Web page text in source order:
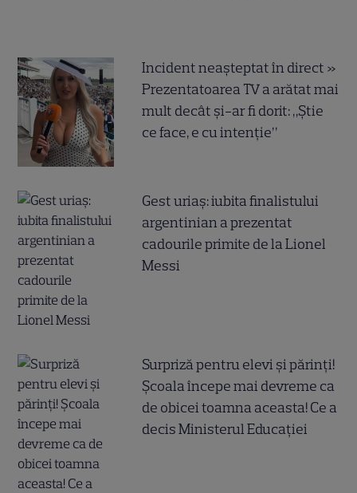
Incident neașteptat în direct »
Prezentatoarea TV a arătat mai
mult decât și-ar fi dorit: „Știe
ce face, e cu intenție”
Gest uriaș: iubita finalistului
argentinian a prezentat
cadourile primite de la Lionel
Messi
Surpriză pentru elevi și părinți!
Școala începe mai devreme ca
de obicei toamna aceasta! Ce a
decis Ministerul Educației